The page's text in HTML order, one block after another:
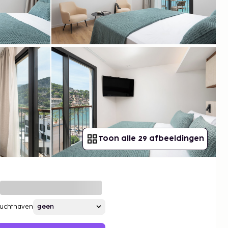
Toon alle 29 afbeeldingen